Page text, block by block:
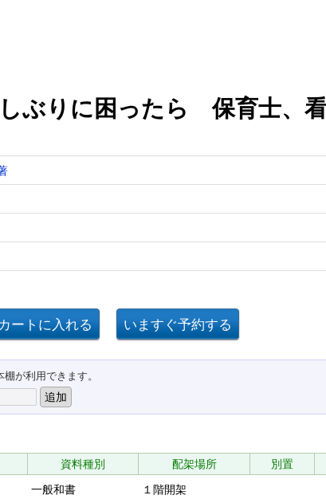
ぶりに困ったら 保育士、
が利用できます。
資料種別 配架場所 別置
一般和書 １階開架